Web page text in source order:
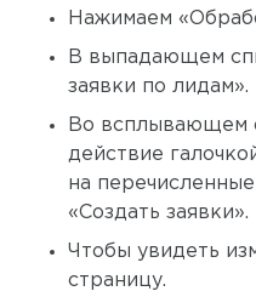
Нажимаем
В выпадающем
заявки по лидам».
Во всплывающем
действие
на
«Создать заявки».
Чтобы увидеть
страницу.